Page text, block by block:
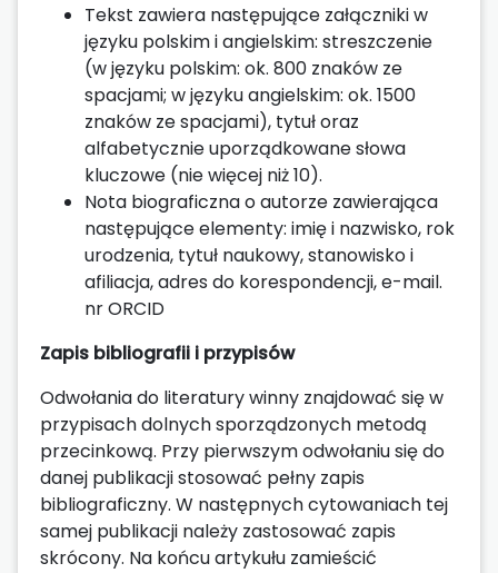
Tekst zawiera następujące załączniki w
języku polskim i angielskim: streszczenie
(w języku polskim: ok. 800 znaków ze
spacjami; w języku angielskim: ok. 1500
znaków ze spacjami), tytuł oraz
alfabetycznie uporządkowane słowa
kluczowe (nie więcej niż 10).
Nota biograficzna o autorze zawierająca
następujące elementy: imię i nazwisko, rok
urodzenia, tytuł naukowy, stanowisko i
afiliacja, adres do korespondencji, e-mail.
nr ORCID
Zapis bibliografii i przypisów
Odwołania do literatury winny znajdować się w
przypisach dolnych sporządzonych metodą
przecinkową. Przy pierwszym odwołaniu się do
danej publikacji stosować pełny zapis
bibliograficzny. W następnych cytowaniach tej
samej publikacji należy zastosować zapis
skrócony. Na końcu artykułu zamieścić